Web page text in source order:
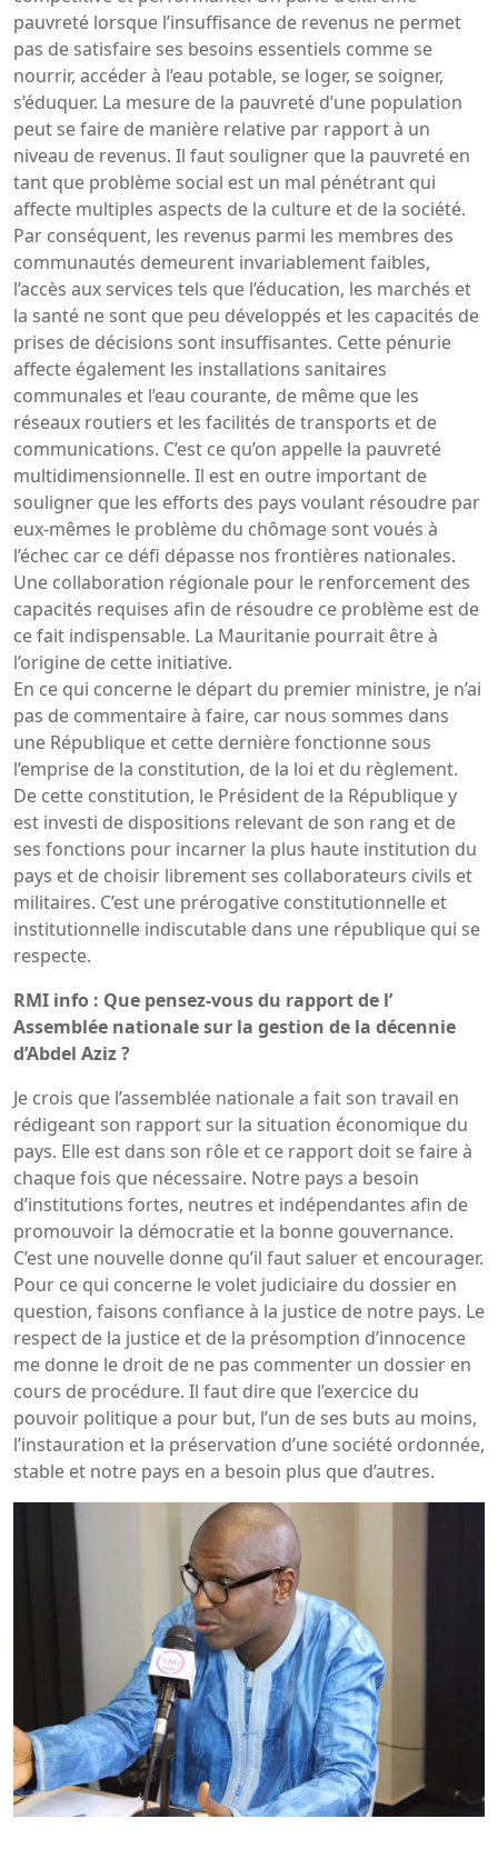
pauvreté lorsque l’insuffisance de revenus ne permet
pas de satisfaire ses besoins essentiels comme se
nourrir, accéder à l’eau potable, se loger, se soigner,
s’éduquer. La mesure de la pauvreté d’une population
peut se faire de manière relative par rapport à un
niveau de revenus. Il faut souligner que la pauvreté en
tant que problème social est un mal pénétrant qui
affecte multiples aspects de la culture et de la société.
Par conséquent, les revenus parmi les membres des
communautés demeurent invariablement faibles,
l’accès aux services tels que l’éducation, les marchés et
la santé ne sont que peu développés et les capacités de
prises de décisions sont insuffisantes. Cette pénurie
affecte également les installations sanitaires
communales et l’eau courante, de même que les
réseaux routiers et les facilités de transports et de
communications. C’est ce qu’on appelle la pauvreté
multidimensionnelle. Il est en outre important de
souligner que les efforts des pays voulant résoudre par
eux-mêmes le problème du chômage sont voués à
l’échec car ce défi dépasse nos frontières nationales.
Une collaboration régionale pour le renforcement des
capacités requises afin de résoudre ce problème est de
ce fait indispensable. La Mauritanie pourrait être à
l’origine de cette initiative.
En ce qui concerne le départ du premier ministre, je n’ai
pas de commentaire à faire, car nous sommes dans
une République et cette dernière fonctionne sous
l’emprise de la constitution, de la loi et du règlement.
De cette constitution, le Président de la République y
est investi de dispositions relevant de son rang et de
ses fonctions pour incarner la plus haute institution du
pays et de choisir librement ses collaborateurs civils et
militaires. C’est une prérogative constitutionnelle et
institutionnelle indiscutable dans une république qui se
respecte.
RMI info : Que pensez-vous du rapport de l’
Assemblée nationale sur la gestion de la décennie
d’Abdel Aziz ?
Je crois que l’assemblée nationale a fait son travail en
rédigeant son rapport sur la situation économique du
pays. Elle est dans son rôle et ce rapport doit se faire à
chaque fois que nécessaire. Notre pays a besoin
d’institutions fortes, neutres et indépendantes afin de
promouvoir la démocratie et la bonne gouvernance.
C’est une nouvelle donne qu’il faut saluer et encourager.
Pour ce qui concerne le volet judiciaire du dossier en
question, faisons confiance à la justice de notre pays. Le
respect de la justice et de la présomption d’innocence
me donne le droit de ne pas commenter un dossier en
cours de procédure. Il faut dire que l’exercice du
pouvoir politique a pour but, l’un de ses buts au moins,
l’instauration et la préservation d’une société ordonnée,
stable et notre pays en a besoin plus que d’autres.